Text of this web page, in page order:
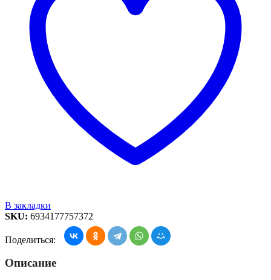
В закладки
SKU: 6934177757372
Поделиться:
Описание